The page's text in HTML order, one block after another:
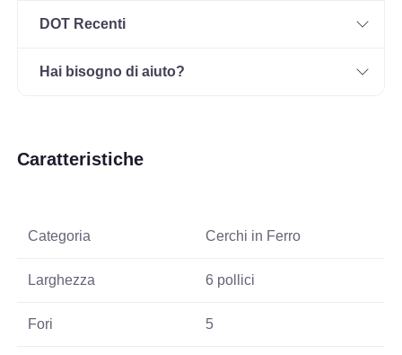
DOT Recenti
Hai bisogno di aiuto?
Caratteristiche
Categoria Cerchi in Ferro
Larghezza 6 pollici
Fori 5